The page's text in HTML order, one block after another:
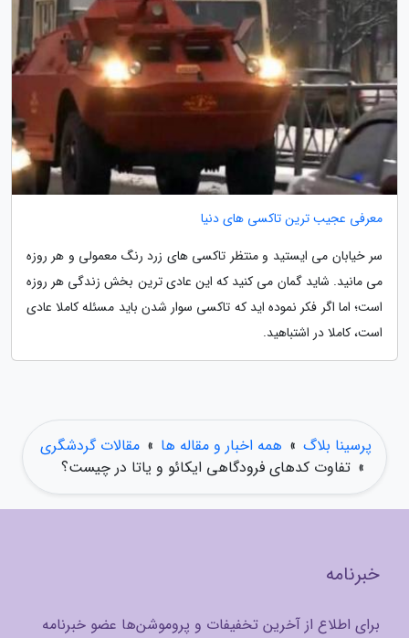
معرفی عجیب ترین تاکسی های دنیا
سر خیابان می ایستید و منتظر تاکسی های زرد رنگ معمولی و هر روزه
می مانید. شاید گمان می کنید که این عادی ترین بخش زندگی هر روزه
است؛ اما اگر فکر نموده اید که تاکسی سوار شدن باید مسئله کاملا عادی
است، کاملا در اشتباهید.
پرسینا بلاگ » همه اخبار و مقاله ها » مقالات گردشگری
» تفاوت کدهای فرودگاهی ایکائو و یاتا در چیست؟
خبرنامه
برای اطلاع از آخرین تخفیفات و پروموشن‌ها عضو خبرنامه